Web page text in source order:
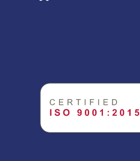
exclusivos para nuestros socios.
VER MÁS